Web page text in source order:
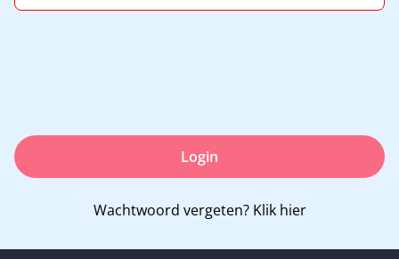
Login
Wachtwoord vergeten? Klik hier